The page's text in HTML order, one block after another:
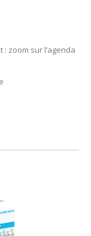
: zoom sur l’agenda